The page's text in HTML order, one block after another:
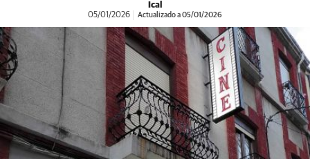
Ical
05/01/2026 Actualizado a 05/01/2026